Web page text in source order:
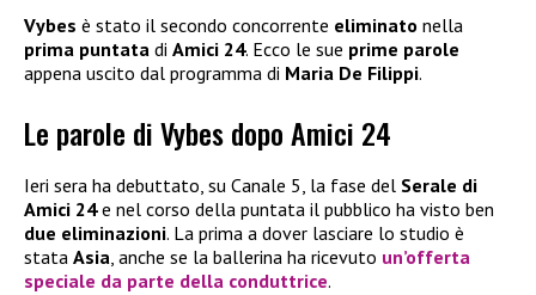
Vybes è stato il secondo concorrente eliminato nella
prima puntata di Amici 24. Ecco le sue prime parole
appena uscito dal programma di Maria De Filippi.
Le parole di Vybes dopo Amici 24
Ieri sera ha debuttato, su Canale 5, la fase del Serale di
Amici 24e nel corso della puntata il pubblico ha visto ben
due eliminazioni. La prima a dover lasciare lo studio è
stata Asia, anche se la ballerina ha ricevuto un’offerta
speciale da parte della conduttrice.